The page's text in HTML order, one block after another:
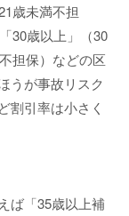
歳未満不担
30歳以上」（30
担保）などの区
うが事故リスク
割引率は小さく
ば「35歳以上補